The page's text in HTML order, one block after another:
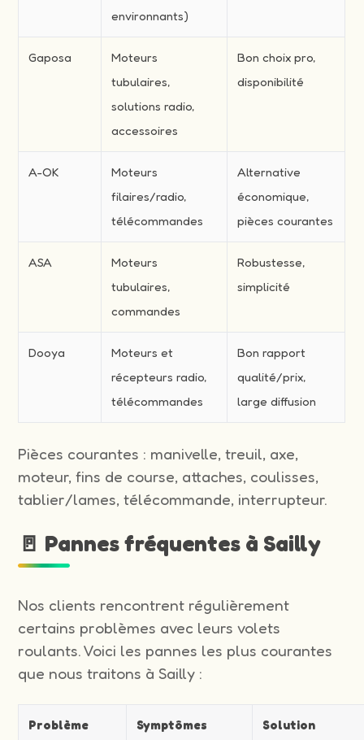
environnants)
Gaposa
Moteurs
tubulaires,
solutions radio,
accessoires
Bon choix pro,
disponibilité
A-OK
Moteurs
filaires/radio,
télécommandes
Alternative
économique,
pièces courantes
ASA
Moteurs
tubulaires,
commandes
Robustesse,
simplicité
Dooya
Moteurs et
récepteurs radio,
télécommandes
Bon rapport
qualité/prix,
large diffusion
Pièces courantes : manivelle, treuil, axe,
moteur, fins de course, attaches, coulisses,
tablier/lames, télécommande, interrupteur.
🚪 Pannes fréquentes à Sailly
Nos clients rencontrent régulièrement
certains problèmes avec leurs volets
roulants. Voici les pannes les plus courantes
que nous traitons à Sailly :
Problème
Symptômes
Solution